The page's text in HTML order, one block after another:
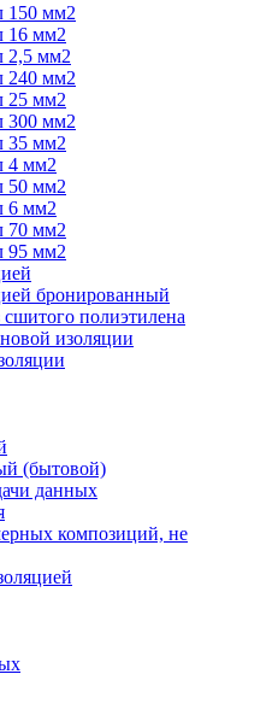
150 мм2
16 мм2
2,5 мм2
240 мм2
25 мм2
300 мм2
35 мм2
4 мм2
50 мм2
6 мм2
70 мм2
95 мм2
бронированный
полиэтилена
изоляции
(бытовой)
данных
композиций, не